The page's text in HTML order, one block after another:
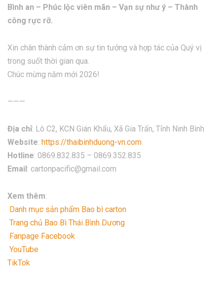
Bình an – Phúc lộc viên mãn – Vạn sự như ý – Thành
công rực rỡ.
Xin chân thành cảm ơn sự tin tưởng và hợp tác của Quý vị
trong suốt thời gian qua.
Chúc mừng năm mới 2026!
———
Địa chỉ: Lô C2, KCN Gián Khẩu, Xã Gia Trấn, Tỉnh Ninh Bình
Website: https://thaibinhduong-vn.com
Hotline: 0869.832.835 – 0869.352.835
Email : cartonpacific@gmail.com
Xem thêm:
Danh mục sản phẩm Bao bì carton
Trang chủ Bao Bì Thái Bình Dương
Fanpage Facebook
YouTube
TikTok